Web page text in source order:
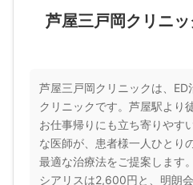
芦屋三戸岡クリニッ
芦屋三戸岡クリニックは、
クリニックです。芦屋駅より
お仕事帰りにも立ち寄りやす
な医師が、患者様一人ひとり
最適な治療法をご提案します
シアリスは2,600円と、明朗